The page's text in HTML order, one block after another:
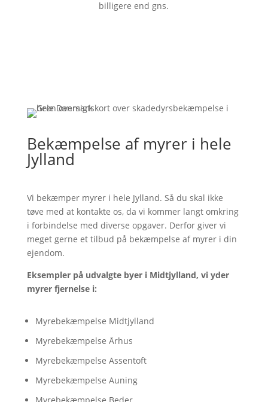
billigere end gns.
Bekæmpelse af myrer i hele
Jylland
Vi bekæmper myrer i hele Jylland. Så du skal ikke
tøve med at kontakte os, da vi kommer langt omkring
i forbindelse med diverse opgaver. Derfor giver vi
meget gerne et tilbud på bekæmpelse af myrer i din
ejendom.
Eksempler på udvalgte byer i Midtjylland, vi yder
myrer fjernelse i:
Myrebekæmpelse Midtjylland
Myrebekæmpelse Århus
Myrebekæmpelse Assentoft
Myrebekæmpelse Auning